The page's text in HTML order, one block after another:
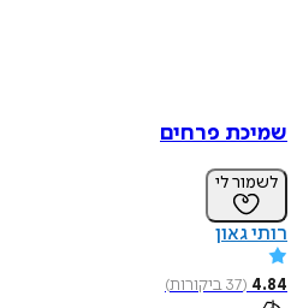
שמיכת פרחים
לשמור לי
רותי גאון
4.84
(
37ביקורות)